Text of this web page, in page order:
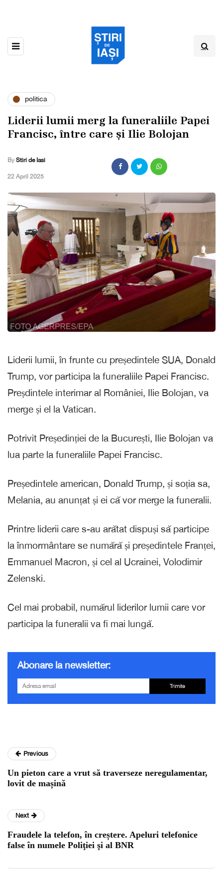
politica
Liderii lumii merg la funeraliile Papei
Francisc, între care și Ilie Bolojan
By Stiri de Iasi
,22 April 2025
Liderii lumii, în frunte cu președintele SUA, Donald
Trump, vor participa la funeraliile Papei Francisc.
Preșdintele interimar al României, Ilie Bolojan, va
merge și el la Vatican.
Potrivit Președinției de la București, Ilie Bolojan va
lua parte la funeraliile Papei Francisc.
Președintele american, Donald Trump, și soția sa,
Melania, au anunțat și ei că vor merge la funeralii.
Printre liderii care s-au arătat dispuși să participe
la înmormântare se numără și președintele Franței,
Emmanuel Macron, și cel al Ucrainei, Volodimir
Zelenski.
Cel mai probabil, numărul liderilor lumii care vor
participa la funeralii va fi mai lungă.
Abonare la newsletter:
Trimite
Previous
Un pieton care a vrut să traverseze neregulamentar,
lovit de mașină
Next
Fraudele la telefon, în creștere. Apeluri telefonice
false în numele Poliţiei şi al BNR